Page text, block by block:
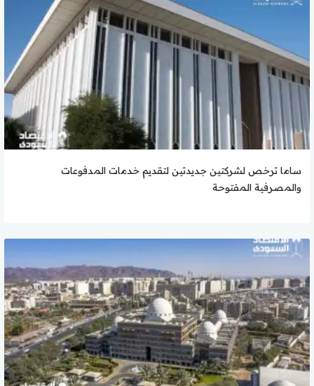
ساما ترخص لشركتين جديدتين لتقديم خدمات المدفوعات
والمصرفية المفتوحة